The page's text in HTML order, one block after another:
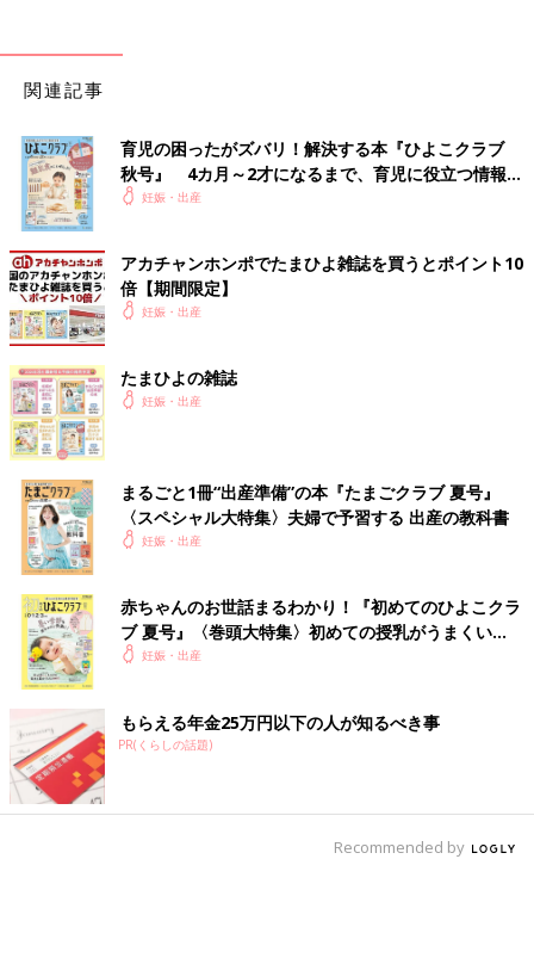
関連記事
育児の困ったがズバリ！解決する本『ひよこクラブ
秋号』 4カ月～2才になるまで、育児に役立つ情報が
いっぱい！
妊娠・出産
アカチャンホンポでたまひよ雑誌を買うとポイント10
倍【期間限定】
妊娠・出産
たまひよの雑誌
妊娠・出産
まるごと1冊“出産準備”の本『たまごクラブ 夏号』
〈スペシャル大特集〉夫婦で予習する 出産の教科書
妊娠・出産
赤ちゃんのお世話まるわかり！『初めてのひよこクラ
ブ 夏号』〈巻頭大特集〉初めての授乳がうまくい
く！ おっぱい・ミルクの基本と夏のトラブル 解決テ
妊娠・出産
もらえる年金25万円以下の人が知るべき事
PR(くらしの話題)
Recommended by